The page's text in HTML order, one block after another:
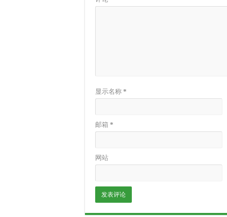
显示名称 *
邮箱 *
网站